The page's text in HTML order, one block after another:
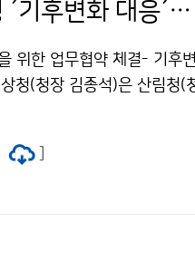
기상청 ㆍ 산림청 ㆍ 농촌진흥청 ´기후변화 대응´을 위한 업무협약 체결
위한 업무협약 체결- 기후
청(청장 김종석)은 산림청(